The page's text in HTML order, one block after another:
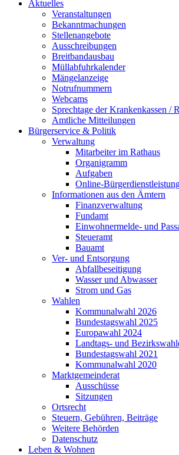
Aktuelles
Veranstaltungen
Bekanntmachungen
Stellenangebote
Ausschreibungen
Breitbandausbau
Müllabfuhrkalender
Mängelanzeige
Notrufnummern
Webcams
Sprechtage der Krankenkassen /
Amtliche Mitteilungen
Bürgerservice & Politik
Verwaltung
Mitarbeiter im Rathaus
Organigramm
Aufgaben
Online-
Informationen aus den Ämtern
Finanzverwaltung
Fundamt
Einwohnermelde- und
Steueramt
Bauamt
Ver- und Entsorgung
Abfallbeseitigung
Wasser und Abwasser
Strom und Gas
Wahlen
Kommunalwahl 2026
Bundestagswahl 2025
Europawahl 2024
Landtags- und
Bundestagswahl 2021
Kommunalwahl 2020
Marktgemeinderat
Ausschüsse
Sitzungen
Ortsrecht
Steuern, Gebühren, Beiträge
Weitere Behörden
Datenschutz
Leben & Wohnen